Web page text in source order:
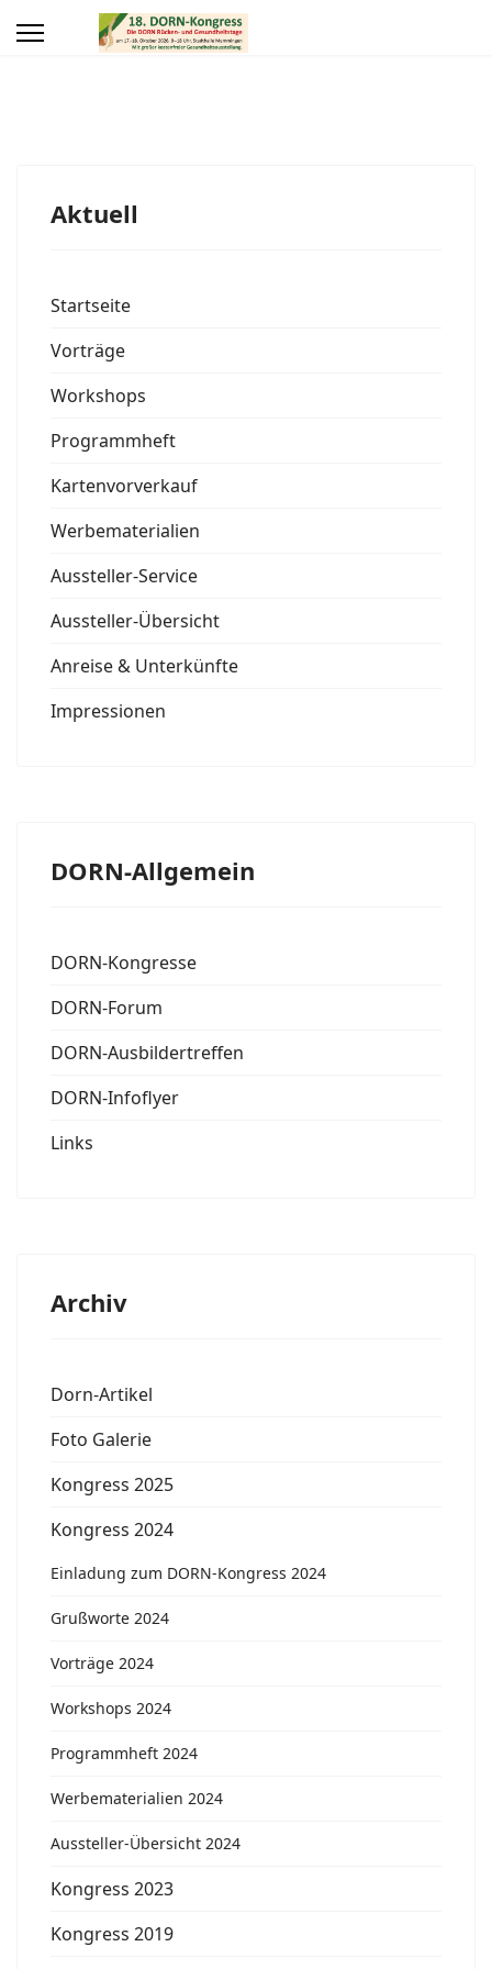
Aktuell
Startseite
Vorträge
Workshops
Programmheft
Kartenvorverkauf
Werbematerialien
Aussteller-Service
Aussteller-Übersicht
Anreise & Unterkünfte
Impressionen
DORN-Allgemein
DORN-Kongresse
DORN-Forum
DORN-Ausbildertreffen
DORN-Infoflyer
Links
Archiv
Dorn-Artikel
Foto Galerie
Kongress 2025
Kongress 2024
Einladung zum DORN-Kongress 2024
Grußworte 2024
Vorträge 2024
Workshops 2024
Programmheft 2024
Werbematerialien 2024
Aussteller-Übersicht 2024
Kongress 2023
Kongress 2019